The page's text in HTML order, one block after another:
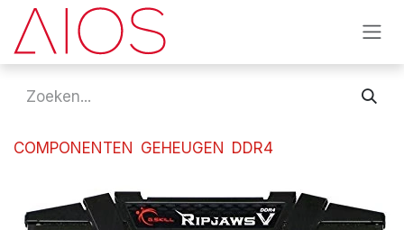
Overslaan naar inhoud
COMPONENTEN GEHEUGEN DDR4